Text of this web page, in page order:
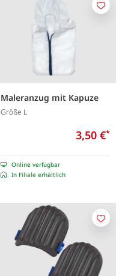
Maleranzug mit Kapuze
Größe L
3,50 €*
Online verfügbar
In Filiale erhältlich